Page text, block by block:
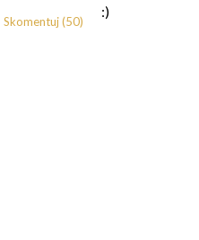
:)
Skomentuj (50)